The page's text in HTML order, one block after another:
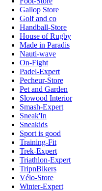
Gallop Store
Golf and co
Handball-Store
House of Rugby
Made in Paradis
Nauti-wave
On-Fight
Padel-Expert
Pecheur-Store
Pet and Garden
Slowood Interior
Smash-Expert
Sneak'In
Sneakids
Sport is good
Training-Fit
Trek-Expert
Triathlon-Expert
TripnBikers
Vélo-Store
Winter-Expert